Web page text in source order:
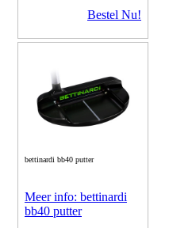
Bestel Nu!
bettinardi bb40 putter
Meer info: bettinardi
bb40 putter